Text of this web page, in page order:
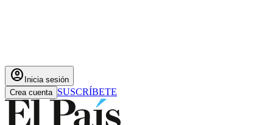
account_circle Inicia sesión
Crea cuenta SUSCRÍBETE